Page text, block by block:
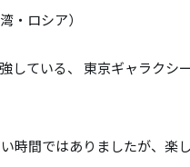
・ロシア）
している、 東京ギャラク
時間ではありましたが、楽